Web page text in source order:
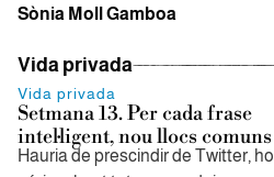
Sònia Moll Gamboa
Vida privada
Vida privada
Setmana 13. Per cada frase
intel·ligent, nou llocs comuns
Hauria de prescindir de Twitter, ho